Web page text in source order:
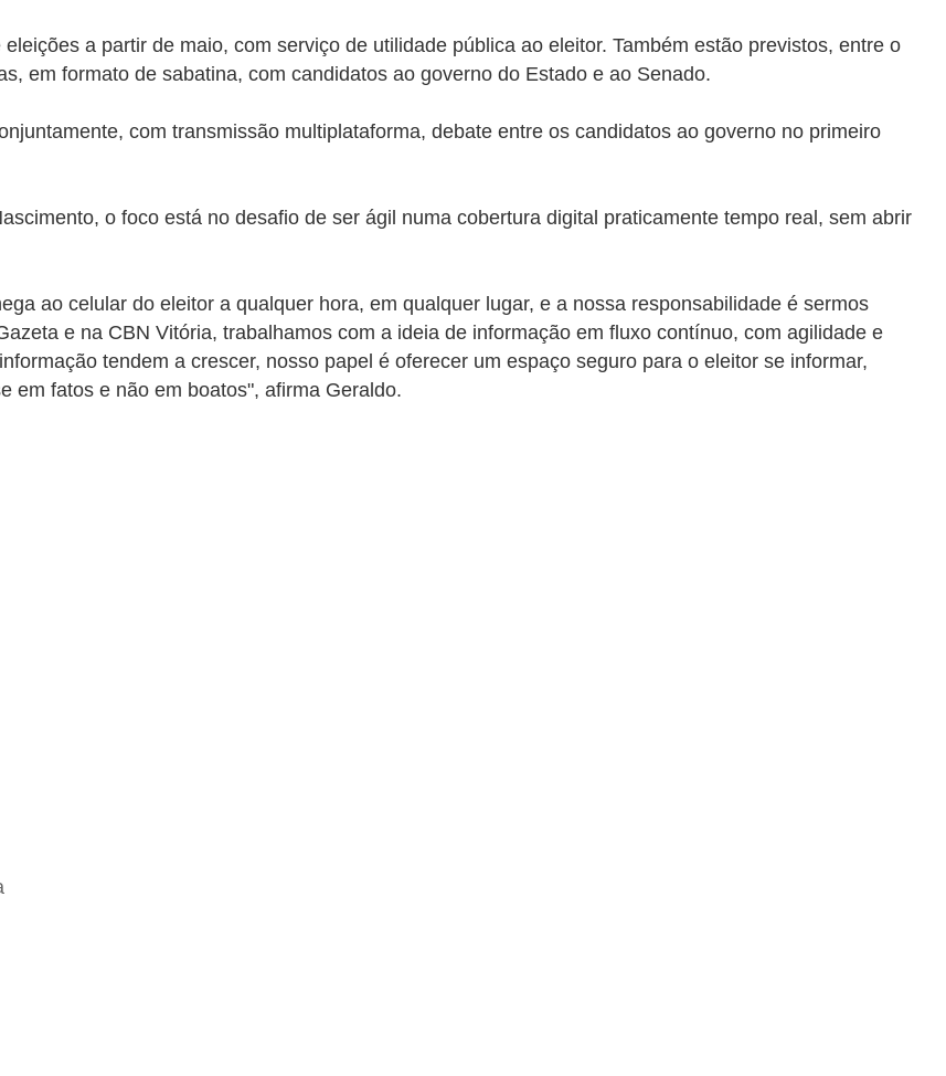
a partir de maio, com serviço de utilidade pública ao eleitor. Também estão previstos, entre o
em formato de sabatina, com candidatos ao governo do Estado e ao Senado.
com transmissão multiplataforma, debate entre os candidatos ao governo no primeiro
o foco está no desafio de ser ágil numa cobertura digital praticamente tempo real, sem abrir
ao celular do eleitor a qualquer hora, em qualquer lugar, e a nossa responsabilidade é sermos
e na CBN Vitória, trabalhamos com a ideia de informação em fluxo contínuo, com agilidade e
tendem a crescer, nosso papel é oferecer um espaço seguro para o eleitor se informar,
em fatos e não em boatos", afirma Geraldo.